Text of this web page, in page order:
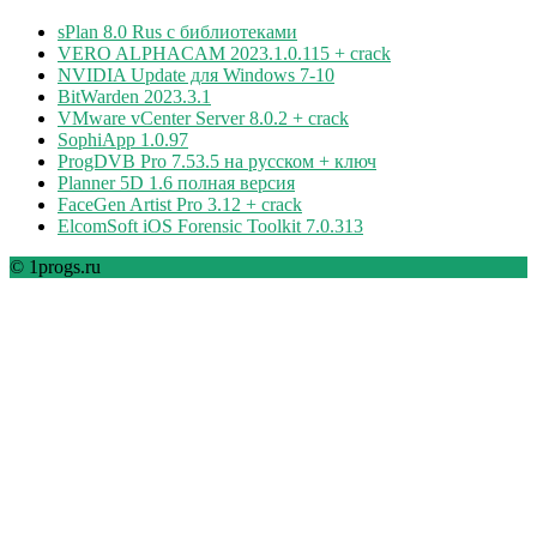
sPlan 8.0 Rus с библиотеками
VERO ALPHACAM 2023.1.0.115 + crack
NVIDIA Update для Windows 7-10
BitWarden 2023.3.1
VMware vCenter Server 8.0.2 + crack
SophiApp 1.0.97
ProgDVB Pro 7.53.5 на русском + ключ
Planner 5D 1.6 полная версия
FaceGen Artist Pro 3.12 + crack
ElcomSoft iOS Forensic Toolkit 7.0.313
© 1progs.ru